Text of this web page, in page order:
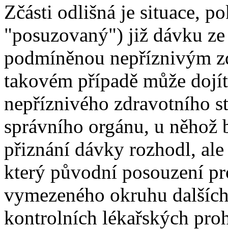
Zčásti odlišná je situace,
"posuzovaný") již dávku
podmíněnou nepříznivým
takovém případě může
nepříznivého zdravotního
správního orgánu, u něhož
přiznání dávky rozhodl,
který původní posouzení
vymezeného okruhu
kontrolních lékařských